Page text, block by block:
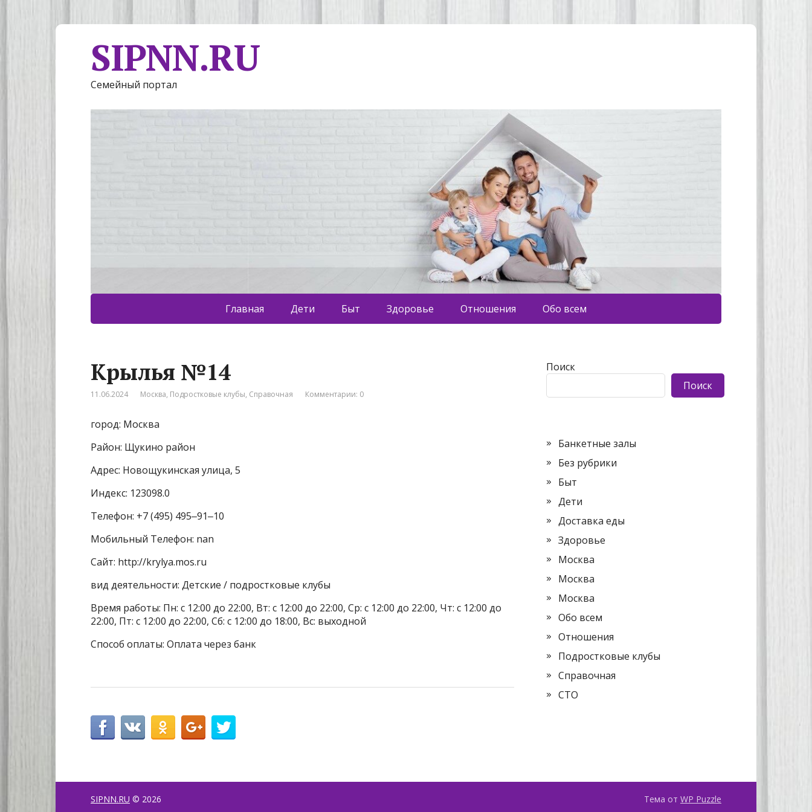
SIPNN.RU
Семейный портал
Главная Дети Быт Здоровье Отношения Обо всем
Крылья №14
11.06.2024 Москва, Подростковые клубы, Справочная Комментарии: 0
город: Москва
Район: Щукино район
Адрес: Новощукинская улица, 5
Индекс: 123098.0
Телефон: +7 (495) 495‒91‒10
Мобильный Телефон: nan
Сайт: http://krylya.mos.ru
вид деятельности: Детские / подростковые клубы
Время работы: Пн: с 12:00 до 22:00, Вт: с 12:00 до 22:00, Ср: с 12:00 до 22:00, Чт: с 12:00 до
22:00, Пт: с 12:00 до 22:00, Сб: с 12:00 до 18:00, Вс: выходной
Способ оплаты: Оплата через банк
Поиск
Поиск
Банкетные залы
Без рубрики
Быт
Дети
Доставка еды
Здоровье
Москва
Москва
Москва
Обо всем
Отношения
Подростковые клубы
Справочная
СТО
SIPNN.RU © 2026 Тема от WP Puzzle